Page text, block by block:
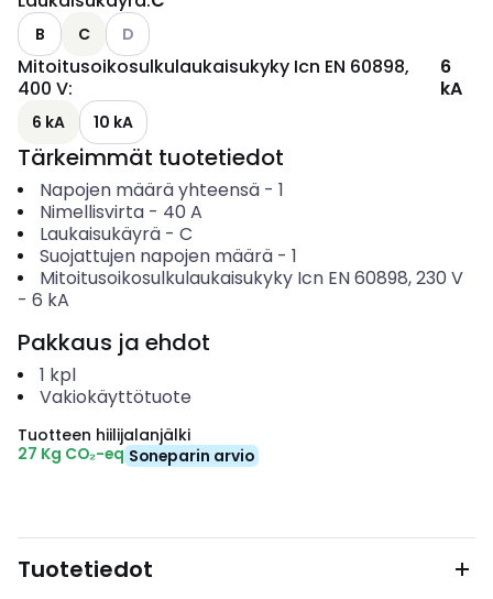
B C Katso käytettävissä olevat vaihtoehdot
D
Mitoitusoikosulkulaukaisukyky Icn EN 60898,
400 V:
6
kA
6 kA 10 kA
Tärkeimmät tuotetiedot
Napojen määrä yhteensä- 1
Nimellisvirta- 40 A
Laukaisukäyrä- C
Suojattujen napojen määrä- 1
Mitoitusoikosulkulaukaisukyky Icn EN 60898, 230 V
- 6 kA
Pakkaus ja ehdot
1 kpl
Vakiokäyttötuote
Tuotteen hiilijalanjälki
27 Kg CO₂-eq Soneparin arvio
Tuotetiedot